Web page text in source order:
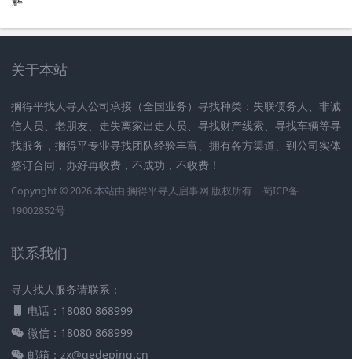
关于本站
搁得平找人寻人公司承接（全国业务）寻找种类：失联债务人、非诚
信人员、老朋友、走失离家出走人员、寻找财产线索、寻找车辆等寻
找服务，搁得平专业寻找团队经验丰富、拥有各方渠道、到公司实体
签订合同，办好再收费，不成功，不收费！
Copyright © 2026 本站由 搁得平寻人启事网 版权所有
蜀ICP备
19002852号
联系我们
寻人找人服务请联系：
电话：18080 868999
微信：18080 868999
邮箱：zx@gedeping.cn